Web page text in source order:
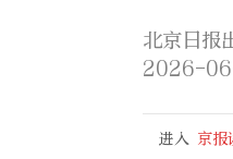
北京日报
2026-
进入 京报